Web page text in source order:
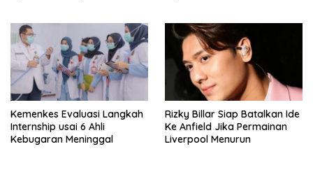
Kemenkes Evaluasi Langkah
Internship usai 6 Ahli
Kebugaran Meninggal
Rizky Billar Siap Batalkan Ide
Ke Anfield Jika Permainan
Liverpool Menurun